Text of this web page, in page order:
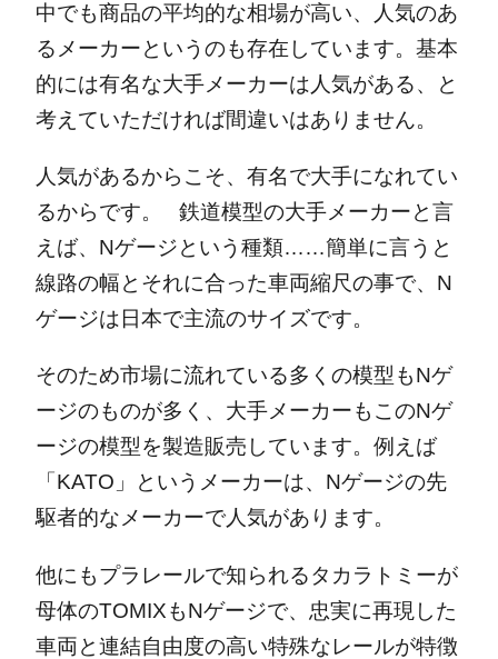
中でも商品の平均的な相場が高い、人気のあ
るメーカーというのも存在しています。 基本
的には有名な大手メーカーは人気がある、と
考えていただければ間違いはありません。
人気があるからこそ、有名で大手になれてい
るからです。
鉄道模型の大手メーカーと言
えば、Nゲージという種類……簡単に言うと
線路の幅とそれに合った車両縮尺の事で、N
ゲージは日本で主流のサイズです。
そのため市場に流れている多くの模型もNゲ
ージのものが多く、大手メーカーもこのNゲ
ージの模型を製造販売しています。 例えば
「KATO」というメーカーは、Nゲージの先
駆者的なメーカーで人気があります。
他にもプラレールで知られるタカラトミーが
母体のTOMIXもNゲージで、忠実に再現した
車両と連結自由度の高い特殊なレールが特徴